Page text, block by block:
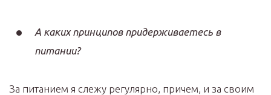
А каких принципов придерживаетесь в
питании?
За питанием я слежу регулярно, причем, и за своим